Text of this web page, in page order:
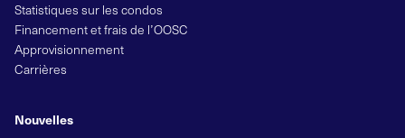
Statistiques sur les condos
Financement et frais de l’OOSC
Approvisionnement
Carrières
Nouvelles